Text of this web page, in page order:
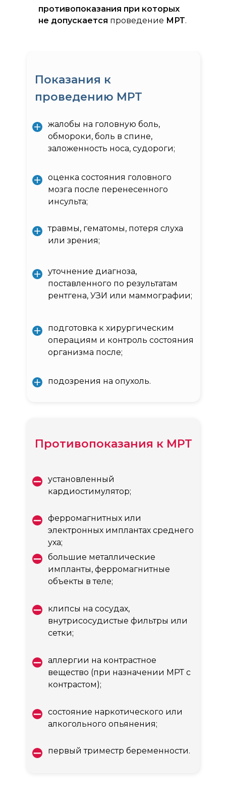
противопоказания при которых
не допускается проведение МРТ.
Показания к
проведению МРТ
подозрения на опухоль.
жалобы на головную боль,
обмороки, боль в спине,
заложенность носа, судороги;
травмы, гематомы, потеря слуха
или зрения;
оценка состояния головного
мозга после перенесенного
инсульта;
подготовка к хирургическим
операциям и контроль состояния
организма после;
уточнение диагноза,
поставленного по результатам
рентгена, УЗИ или маммографии;
Противопоказания к МРТ
установленный
кардиостимулятор;
ферромагнитных или
электронных имплантах среднего
уха;
большие металлические
импланты, ферромагнитные
объекты в теле;
клипсы на сосудах,
внутрисосудистые фильтры или
сетки;
аллергии на контрастное
вещество (при назначении МРТ с
контрастом);
состояние наркотического или
алкогольного опьянения;
первый триместр беременности.